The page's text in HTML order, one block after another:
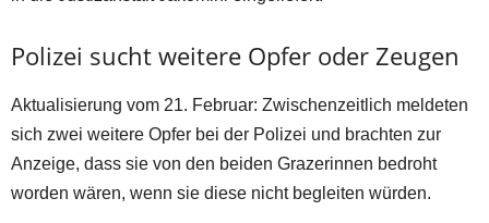
Polizei sucht weitere Opfer oder Zeugen
Aktualisierung vom 21. Februar: Zwischenzeitlich meldeten
sich zwei weitere Opfer bei der Polizei und brachten zur
Anzeige, dass sie von den beiden Grazerinnen bedroht
worden wären, wenn sie diese nicht begleiten würden.